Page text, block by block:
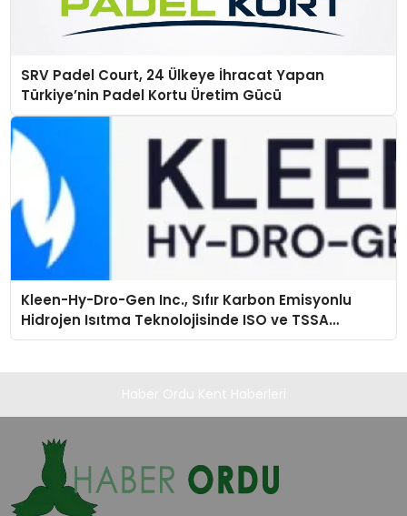
SRV Padel Court, 24 Ülkeye İhracat Yapan
Türkiye’nin Padel Kortu Üretim Gücü
Kleen-Hy-Dro-Gen Inc., Sıfır Karbon Emisyonlu
Hidrojen Isıtma Teknolojisinde ISO ve TSSA
Düzenleyici Onaylarını Aldı